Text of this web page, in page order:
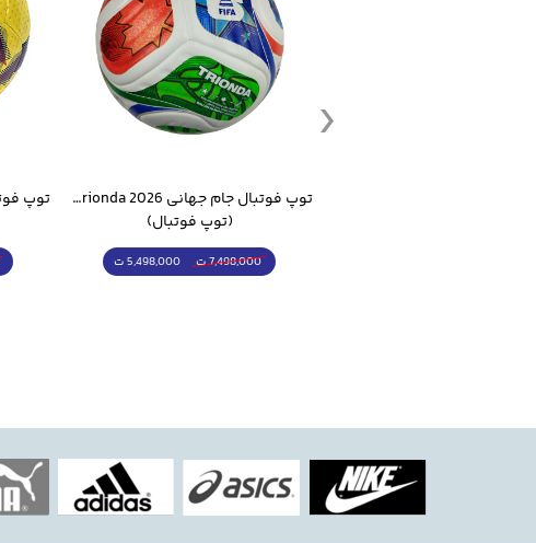
توپ فوتبال جام جهانی 2026 Trionda مشابه اورجینال
(توپ فوتبال)
7,498,000 ت 5,498,000 ت